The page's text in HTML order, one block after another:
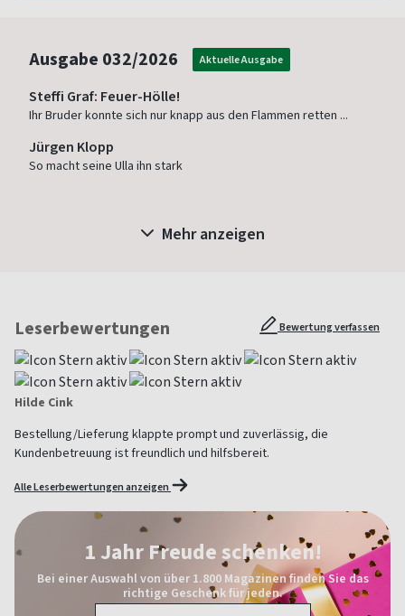
Ausgabe 032/2026 Aktuelle Ausgabe
Steffi Graf: Feuer-Hölle!
Ihr Bruder konnte sich nur knapp aus den Flammen retten ...
Jürgen Klopp
So macht seine Ulla ihn stark
Mehr anzeigen
Leserbewertungen Bewertung verfassen
Hilde Cink
Bestellung/Lieferung klappte prompt und zuverlässig, die
Kundenbetreuung ist freundlich und hilfsbereit.
Alle Leserbewertungen anzeigen
1 Jahr Freude schenken!
Bei einer Auswahl von über 1.800 Magazinen finden Sie das
richtige Geschenk für jeden.